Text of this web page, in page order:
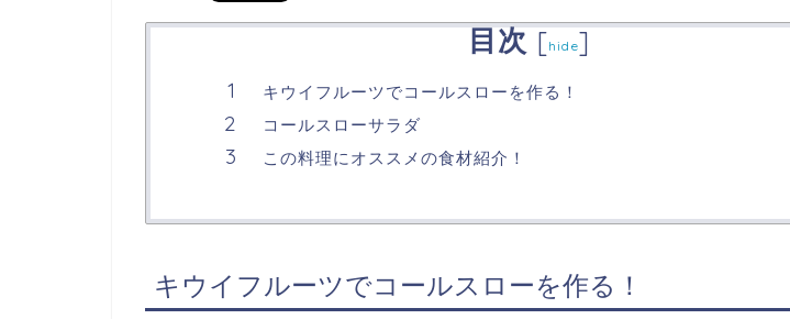
目次 [hide]
キウイフルーツでコールスローを作る！
コールスローサラダ
この料理にオススメの食材紹介！
キウイフルーツでコールスローを作る！